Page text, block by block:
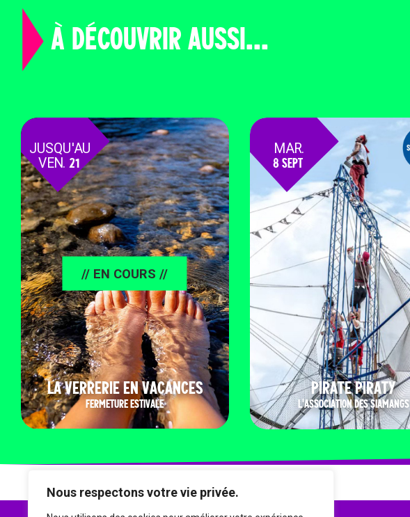
Nous respectons votre vie privée.
À DÉCOUVRIR AUSSI...
JUSQU'AU
VEN. 21
AOÛT
// EN COURS //
LA VERRERIE EN VACANCES
FERMETURE ESTIVALE
MAR.
8 SEPT
PIRATE PIRATY
L'ASSOCIATION DES SIAMANGS